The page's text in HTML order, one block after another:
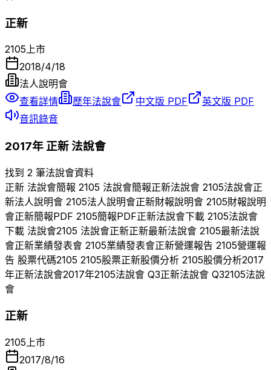
正新
2105上市
2018/4/18
法人說明會
查看詳情
歷年法說會 中文版 PDF
英文版 PDF
音訊錄音
2017年 正新法說會
找到 2 筆法說會資料
正新 法說會簡報 2105 法說會簡報正新法說會 2105法說會正
新法人說明會 2105法人說明會正新財報說明會 2105財報說明
會正新簡報PDF 2105簡報PDF正新法說會下載 2105法說會
下載 法說會2105 法說會正新正新最新法說會 2105最新法說
會正新業績發表會 2105業績發表會正新營運報告 2105營運報
告 股票代碼2105 2105股票正新股價分析 2105股價分析2017
年正新法說會2017年2105法說會 Q3正新法說會 Q32105法說
會
正新
2105上市
2017/8/16